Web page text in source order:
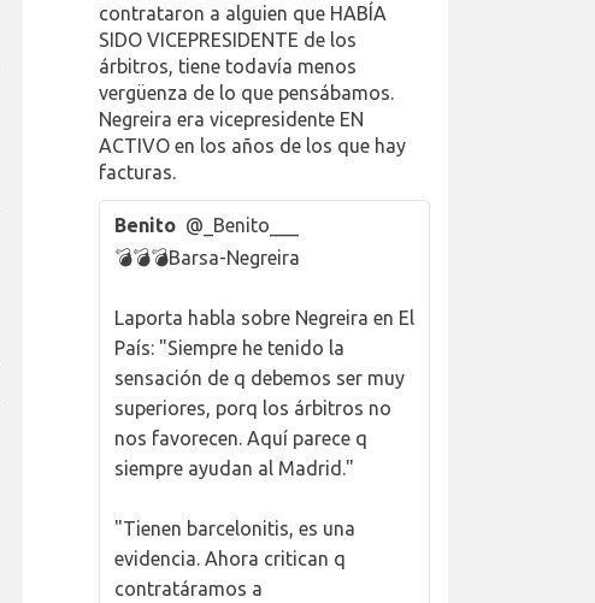
contrataron a alguien que HABÍA
SIDO VICEPRESIDENTE de los
árbitros, tiene todavía menos
vergüenza de lo que pensábamos.
Negreira era vicepresidente EN
ACTIVO en los años de los que hay
facturas.
Benito @_Benito___
💣💣💣Barsa-Negreira
Laporta habla sobre Negreira en El
País: "Siempre he tenido la
sensación de q debemos ser muy
superiores, porq los árbitros no
nos favorecen. Aquí parece q
siempre ayudan al Madrid."
"Tienen barcelonitis, es una
evidencia. Ahora critican q
contratáramos a